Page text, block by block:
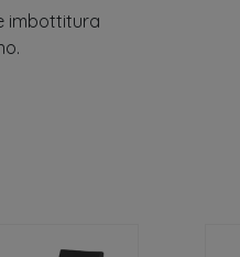
imbottitura